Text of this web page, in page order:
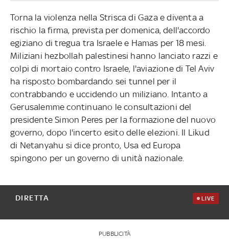
Torna la violenza nella Strisca di Gaza e diventa a
rischio la firma, prevista per domenica, dell'accordo
egiziano di tregua tra Israele e Hamas per 18 mesi.
Miliziani hezbollah palestinesi hanno lanciato razzi e
colpi di mortaio contro Israele, l'aviazione di Tel Aviv
ha risposto bombardando sei tunnel per il
contrabbando e uccidendo un miliziano. Intanto a
Gerusalemme continuano le consultazioni del
presidente Simon Peres per la formazione del nuovo
governo, dopo l'incerto esito delle elezioni. Il Likud
di Netanyahu si dice pronto, Usa ed Europa
spingono per un governo di unità nazionale.
DIRETTA LIVE
PUBBLICITÀ